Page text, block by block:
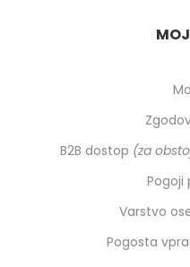
B2B dostop (za
Pogoji
Varstvo
Pogosta